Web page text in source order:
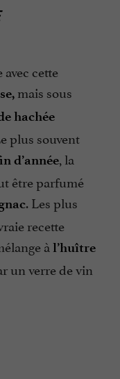
cette
mais sous
hachée
plus souvent
d’année, la
être parfumé
. Les plus
recette
à l’huître
un verre de vin